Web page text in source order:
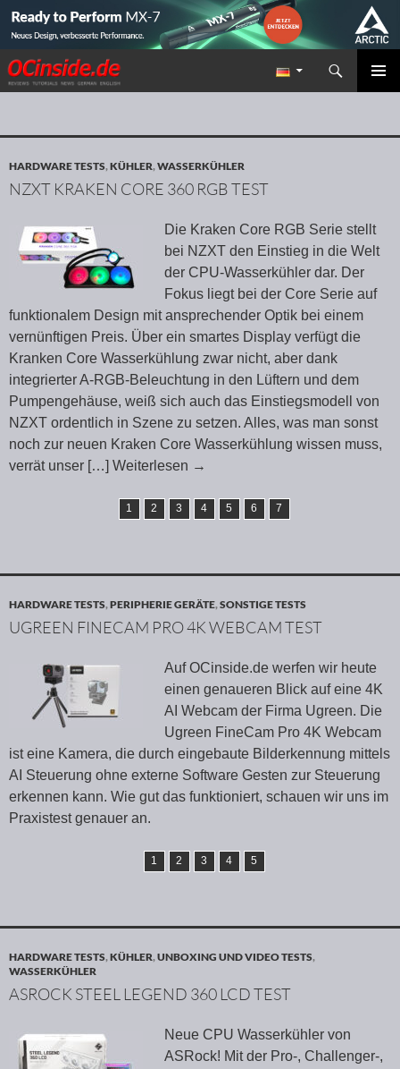
Redaktion ocinside.de PC Hardware Portal
Suchen
ZUM INHALT SPRINGEN
HARDWARE TESTS,KÜHLER,WASSERKÜHLER
NZXT KRAKEN CORE 360 RGB TEST
Die Kraken Core RGB Serie stellt
bei NZXT den Einstieg in die Welt
der CPU-Wasserkühler dar. Der
Fokus liegt bei der Core Serie auf
funktionalem Design mit ansprechender Optik bei einem
vernünftigen Preis. Über ein smartes Display verfügt die
Kranken Core Wasserkühlung zwar nicht, aber dank
integrierter A-RGB-Beleuchtung in den Lüftern und dem
Pumpengehäuse, weiß sich auch das Einstiegsmodell von
NZXT ordentlich in Szene zu setzen. Alles, was man sonst
noch zur neuen Kraken Core Wasserkühlung wissen muss,
verrät unser […] Weiterlesen →
1 2 3 4 5 6 7
HARDWARE TESTS,PERIPHERIE GERÄTE,SONSTIGE TESTS
UGREEN FINECAM PRO 4K WEBCAM TEST
Auf OCinside.de werfen wir heute
einen genaueren Blick auf eine 4K
AI Webcam der Firma Ugreen. Die
Ugreen FineCam Pro 4K Webcam
ist eine Kamera, die durch eingebaute Bilderkennung mittels
AI Steuerung ohne externe Software Gesten zur Steuerung
erkennen kann. Wie gut das funktioniert, schauen wir uns im
Praxistest genauer an.
1 2 3 4 5
HARDWARE TESTS,KÜHLER,UNBOXING UND VIDEO TESTS,
WASSERKÜHLER
ASROCK STEEL LEGEND 360 LCD TEST
Neue CPU Wasserkühler von
ASRock! Mit der Pro-, Challenger-,